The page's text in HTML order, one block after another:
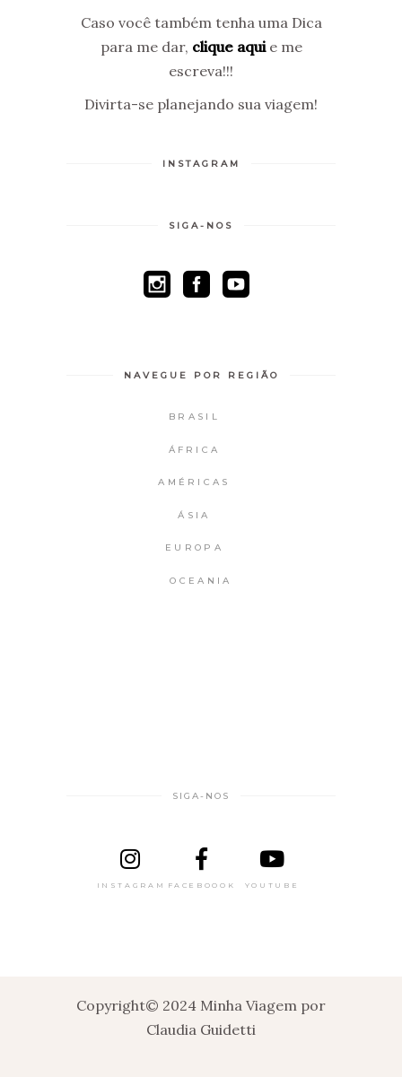
Caso você também tenha uma Dica
para me dar, clique aquie me
escreva!!!
Divirta-se planejando sua viagem!
INSTAGRAM
SIGA-NOS
NAVEGUE POR REGIÃO
BRASIL
ÁFRICA
AMÉRICAS
ÁSIA
EUROPA
OCEANIA
SIGA-NOS
INSTAGRAM FACEBOOOK YOUTUBE
Copyright© 2024 Minha Viagem por
Claudia Guidetti